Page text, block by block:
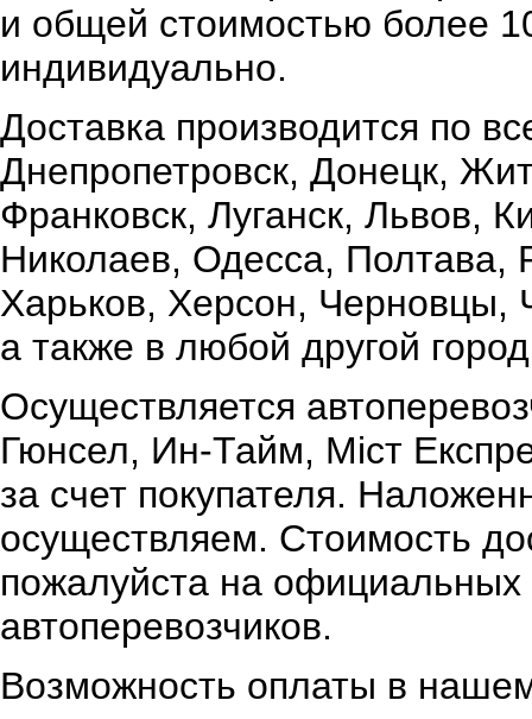
и общей стоимостью более
индивидуально.
Доставка производится по
Днепропетровск, Донецк,
Франковск, Луганск, Львов,
Николаев, Одесса,
Харьков, Херсон, Черновцы,
а также в любой другой
Осуществляется
Гюнсел, Ин-Тайм, Міст
за счет покупателя.
осуществляем. Стоимость
пожалуйста на официальных
автоперевозчиков.
Возможность оплаты в